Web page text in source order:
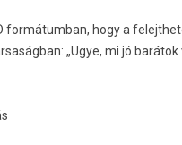
for­mátum­ban, hogy a
„Ugye, mi jó barátok